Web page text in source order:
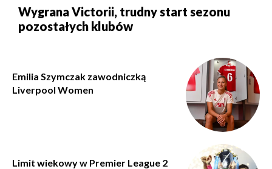
Wygrana Victorii, trudny start sezonu
pozostałych klubów
Emilia Szymczak zawodniczką
Liverpool Women
Limit wiekowy w Premier League 2